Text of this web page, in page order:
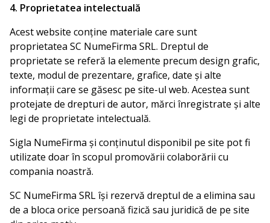
4. Proprietatea intelectuală
Acest website conține materiale care sunt
proprietatea SC NumeFirma SRL. Dreptul de
proprietate se referă la elemente precum design grafic,
texte, modul de prezentare, grafice, date și alte
informații care se găsesc pe site-ul web. Acestea sunt
protejate de drepturi de autor, mărci înregistrate și alte
legi de proprietate intelectuală.
Sigla NumeFirma și conținutul disponibil pe site pot fi
utilizate doar în scopul promovării colaborării cu
compania noastră.
SC NumeFirma SRL își rezervă dreptul de a elimina sau
de a bloca orice persoană fizică sau juridică de pe site